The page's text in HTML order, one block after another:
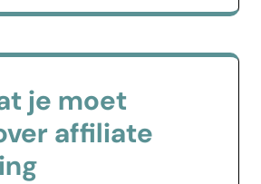
je moet
affiliate